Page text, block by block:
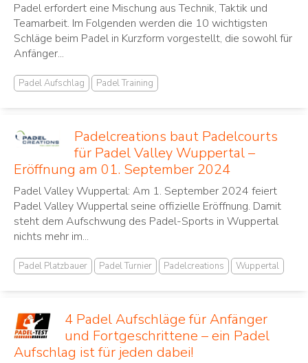
Padel erfordert eine Mischung aus Technik, Taktik und
Teamarbeit. Im Folgenden werden die 10 wichtigsten
Schläge beim Padel in Kurzform vorgestellt, die sowohl für
Anfänger...
Padel Aufschlag Padel Training
Padelcreations baut Padelcourts
für Padel Valley Wuppertal –
Eröffnung am 01. September 2024
Padel Valley Wuppertal: Am 1. September 2024 feiert
Padel Valley Wuppertal seine offizielle Eröffnung. Damit
steht dem Aufschwung des Padel-Sports in Wuppertal
nichts mehr im...
Padel Platzbauer Padel Turnier Padelcreations Wuppertal
4 Padel Aufschläge für Anfänger
und Fortgeschrittene – ein Padel
Aufschlag ist für jeden dabei!